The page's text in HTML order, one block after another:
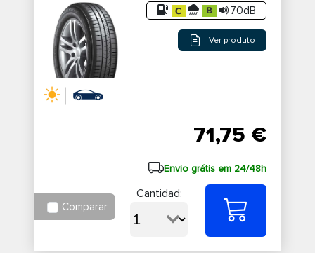
70dB
Ver produto
71,75 €
Envio grátis em 24/48h
Comparar
Cantidad: